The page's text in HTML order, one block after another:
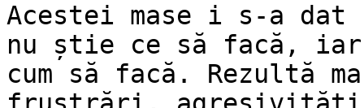
Acestei mase i s-a
nu știe ce să facă, iar
cum să facă. Rezultă